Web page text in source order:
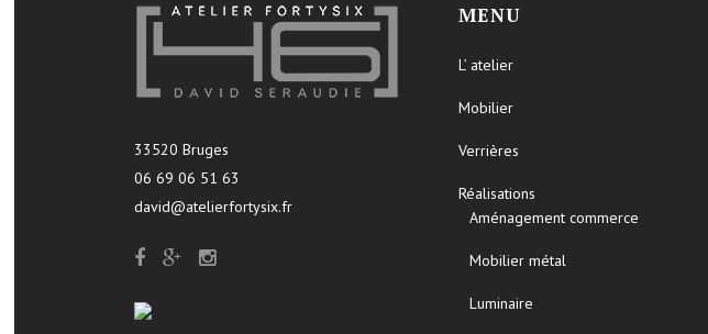
33520 Bruges
06 69 06 51 63
david@atelierfortysix.fr
MENU
L’ atelier
Mobilier
Verrières
Réalisations
Aménagement commerce
Mobilier métal
Luminaire